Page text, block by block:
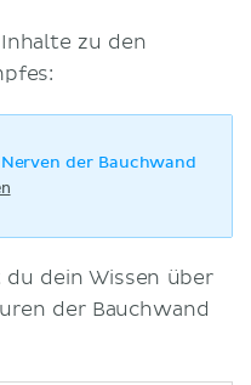
zu den
der Bauchwand
dein Wissen über
der Bauchwand